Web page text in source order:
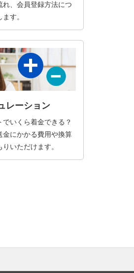
れ、会員登録方法につ
す。
レーション
でいくら着金できる？
金にかかる費用や換算
いただけます。